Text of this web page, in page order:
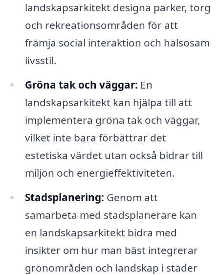
landskapsarkitekt designa parker, torg
och rekreationsområden för att
främja social interaktion och hälsosam
livsstil.
Gröna tak och väggar: En
landskapsarkitekt kan hjälpa till att
implementera gröna tak och väggar,
vilket inte bara förbättrar det
estetiska värdet utan också bidrar till
miljön och energieffektiviteten.
Stadsplanering: Genom att
samarbeta med stadsplanerare kan
en landskapsarkitekt bidra med
insikter om hur man bäst integrerar
grönområden och landskap i städer